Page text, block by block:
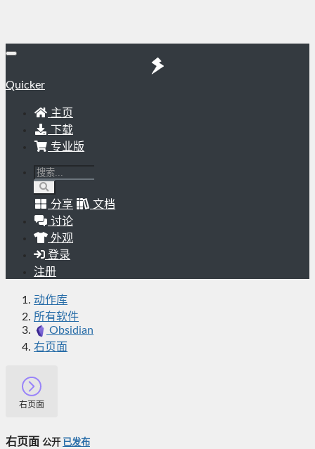
Quicker
主页
下载
专业版
分享
文档
讨论
外观
登录
注册
动作库
所有软件
Obsidian
右页面
右页面
右页面 公开 已发布